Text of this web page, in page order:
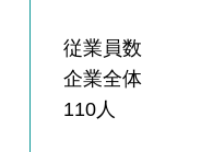
従業員数
企業全体
110人